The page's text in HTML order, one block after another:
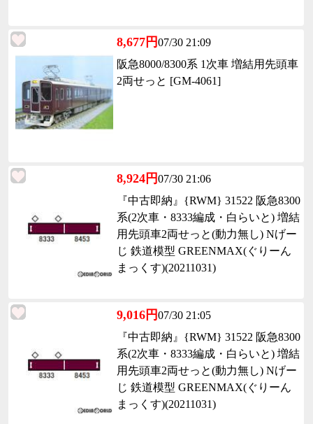
8,677円07/30 21:09
阪急8000/8300系 1次車 増結用先頭車
2両せっと [GM-4061]
8,924円07/30 21:06
『中古即納』{RWM} 31522 阪急8300
系(2次車・8333編成・白らいと) 増結
用先頭車2両せっと(動力無し) Nげー
じ 鉄道模型 GREENMAX(ぐりーん
まっくす)(20211031)
9,016円07/30 21:05
『中古即納』{RWM} 31522 阪急8300
系(2次車・8333編成・白らいと) 増結
用先頭車2両せっと(動力無し) Nげー
じ 鉄道模型 GREENMAX(ぐりーん
まっくす)(20211031)